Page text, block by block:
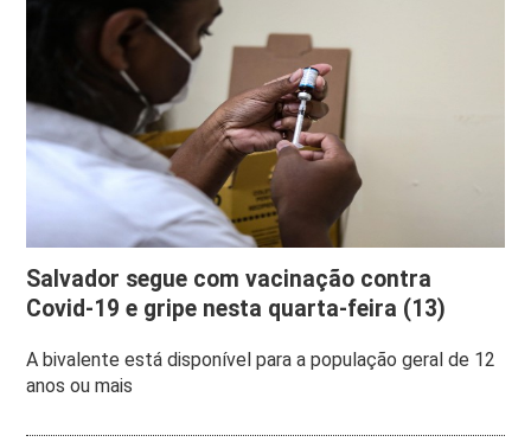
Salvador segue com vacinação contra
Covid-19 e gripe nesta quarta-feira (13)
A bivalente está disponível para a população geral de 12
anos ou mais